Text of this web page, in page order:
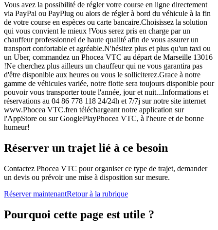
Vous avez la possibilité de régler votre course en ligne directement
via PayPal ou PayPlug ou alors de régler à bord du véhicule à la fin
de votre course en espèces ou carte bancaire.Choisissez la solution
qui vous convient le mieux !Vous serez pris en charge par un
chauffeur professionnel de haute qualité afin de vous assurer un
transport confortable et agréable.N'hésitez plus et plus qu'un taxi ou
un Uber, commandez un Phocea VTC au départ de Marseille 13016
!Ne cherchez plus ailleurs un chauffeur qui ne vous garantira pas
d'être disponible aux heures ou vous le solliciterez.Grace à notre
gamme de véhicules variée, notre flotte sera toujours disponible pour
pouvoir vous transporter toute l'année, jour et nuit...Informations et
réservations au 04 86 778 118 24/24h et 7/7j sur notre site internet
www.Phocea VTC.fren téléchargeant notre application sur
l'AppStore ou sur GooglePlayPhocea VTC, à l'heure et de bonne
humeur!
Réserver un trajet lié à ce besoin
Contactez Phocea VTC pour organiser ce type de trajet, demander
un devis ou prévoir une mise à disposition sur mesure.
Réserver maintenantRetour à la rubrique
Pourquoi cette page est utile ?